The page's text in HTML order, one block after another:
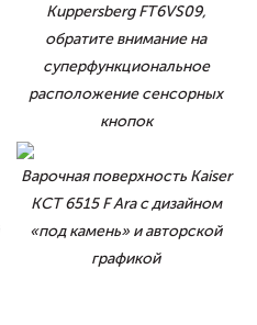
Kuppersberg FT6VS09,
обратите внимание на
суперфункциональное
расположение сенсорных
кнопок
Варочная поверхность Kaiser
KCT 6515 F Ara с дизайном
«под камень» и авторской
графикой